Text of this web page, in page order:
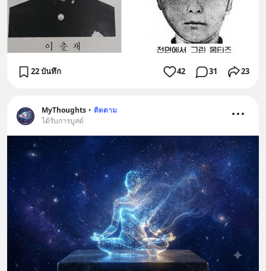
22 บันทึก 42 31 23
MyThoughts • ติดตาม
ได้รับการบูสต์